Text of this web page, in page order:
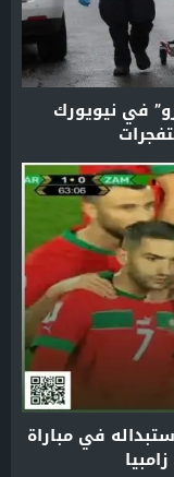
في نيويورك
في مباراة